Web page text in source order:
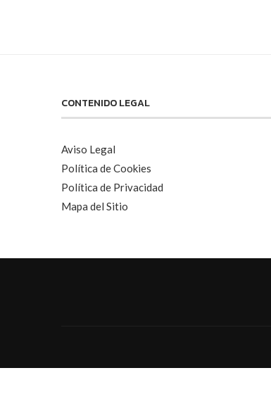
CONTENIDO LEGAL
Aviso Legal
Política de Cookies
Política de Privacidad
Mapa del Sitio